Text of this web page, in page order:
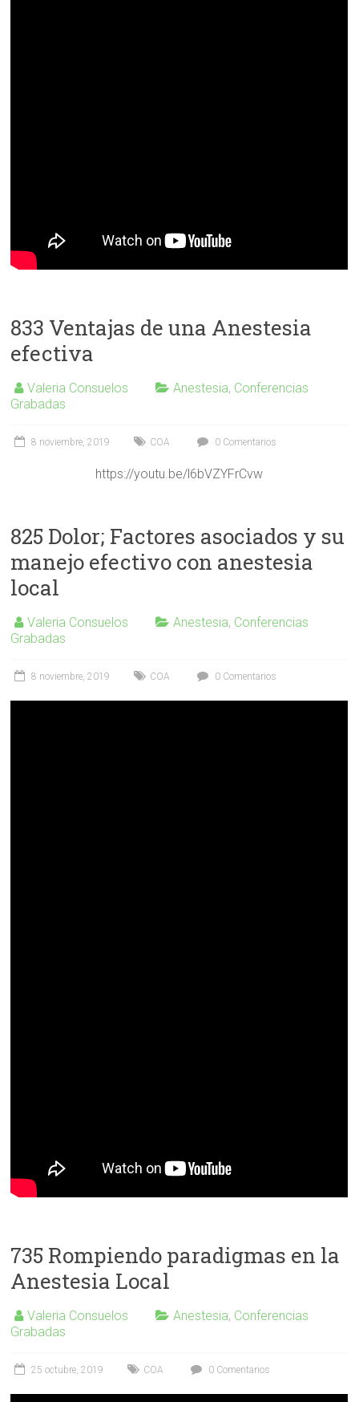
833 Ventajas de una Anestesia
efectiva
Valeria Consuelos Anestesia, Conferencias
Grabadas
8 noviembre, 2019 COA 0 Comentarios
https://youtu.be/l6bVZYFrCvw
825 Dolor; Factores asociados y su
manejo efectivo con anestesia
local
Valeria Consuelos Anestesia, Conferencias
Grabadas
8 noviembre, 2019 COA 0 Comentarios
735 Rompiendo paradigmas en la
Anestesia Local
Valeria Consuelos Anestesia, Conferencias
Grabadas
25 octubre, 2019 COA 0 Comentarios